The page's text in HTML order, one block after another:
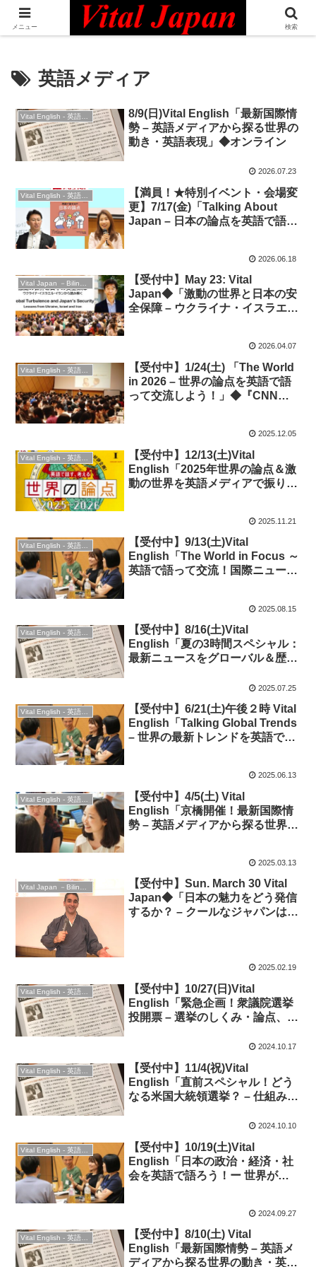
日本最大級の英語コミュニティ・Bilingual Professionals Network
英語メディア
Vital English - 英語勉強会
8/9(日)Vital English「最新国際情
勢 – 英語メディアから探る世界の
動き・英語表現」◆オンライン
2026.07.23
Vital English - 英語勉強会
【満員！★特別イベント・会場変
更】7/17(金)「Talking About
Japan – 日本の論点を英語で語っ
2026.06.18
【受付中】May 23: Vital
Japan◆「激動の世界と日本の安
全保障 – ウクライナ・イスラエ
Japan’s Security”◆英語イベン
ト
2026.04.07
Vital English - 英語勉強会
【受付中】1/24(土) 「The World
in 2026 – 世界の論点を英語で語
って交流しよう！」◆『CNN
2025.12.05
Vital English - 英語勉強会
【受付中】12/13(土)Vital
English「2025年世界の論点＆激
動の世界を英語メディアで振り返
2025.11.21
Vital English - 英語勉強会
【受付中】9/13(土)Vital
English「The World in Focus ～
英語で語って交流！国際ニュー
2025.08.15
Vital English - 英語勉強会
【受付中】8/16(土)Vital
English「夏の3時間スペシャル：
最新ニュースをグローバル＆歴史
ン・時事英語を深堀り！
2025.07.25
Vital English - 英語勉強会
【受付中】6/21(土)午後２時 Vital
English「Talking Global Trends
– 世界の最新トレンドを英語で語
2025.06.13
Vital English - 英語勉強会
【受付中】4/5(土) Vital
English「京橋開催！最新国際情
勢 – 英語メディアから探る世界の
2025.03.13
【受付中】Sun. March 30 Vital
Japan◆「日本の魅力をどう発信
するか？ – クールなジャパンは間
2025.02.19
Vital English - 英語勉強会
【受付中】10/27(日)Vital
English「緊急企画！衆議院選挙
投開票 – 選挙のしくみ・論点、政
2024.10.17
Vital English - 英語勉強会
【受付中】11/4(祝)Vital
English「直前スペシャル！どう
なる米国大統領選挙？ – 仕組みや
2024.10.10
Vital English - 英語勉強会
【受付中】10/19(土)Vital
English「日本の政治・経済・社
会を英語で語ろう！ー 世界が報
2024.09.27
Vital English - 英語勉強会
【受付中】8/10(土) Vital
English「最新国際情勢 – 英語メ
ディアから探る世界の動き・英語
メニュー 検索